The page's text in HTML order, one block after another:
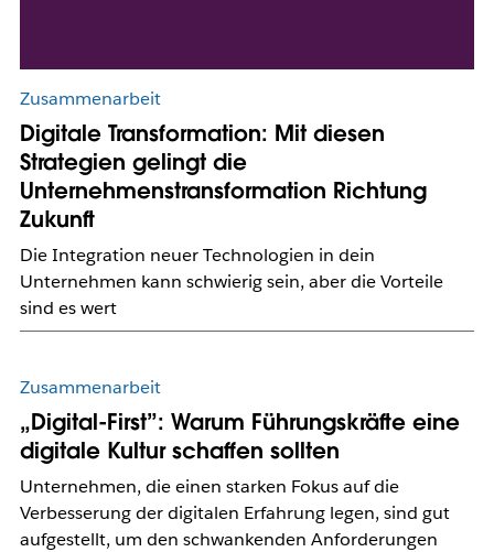
Zusammenarbeit
Digitale Transformation: Mit diesen
Strategien gelingt die
Unternehmenstransformation Richtung
Zukunft
Die Integration neuer Technologien in dein
Unternehmen kann schwierig sein, aber die Vorteile
sind es wert
Zusammenarbeit
„Digital-First”: Warum Führungskräfte eine
digitale Kultur schaffen sollten
Unternehmen, die einen starken Fokus auf die
Verbesserung der digitalen Erfahrung legen, sind gut
aufgestellt, um den schwankenden Anforderungen